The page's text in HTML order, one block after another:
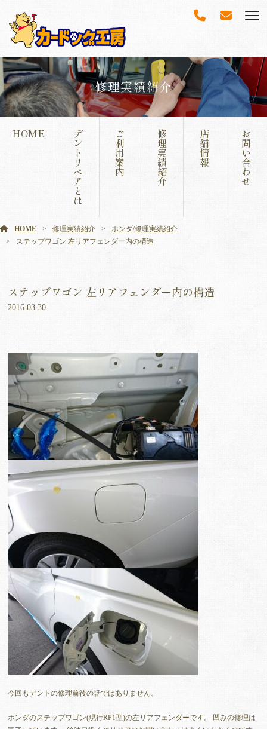
修理実績紹介
HOME デ
ン
ト
リ
ペ
ア
と
は
ご
利
用
案
内
修
理
実
績
紹
介
店
舗
情
報
お
問
い
合
わ
せ
HOME 修理実績紹介 ホンダ/修理実績紹介
ステップワゴン 左リアフェンダー内の構造
ステップワゴン 左リアフェンダー内の構造
2016.03.30
今回もデントの修理前後の話ではありません。
ホンダのステップワゴン(現行RP1型)の左リアフェンダーです。 凹みの修理は